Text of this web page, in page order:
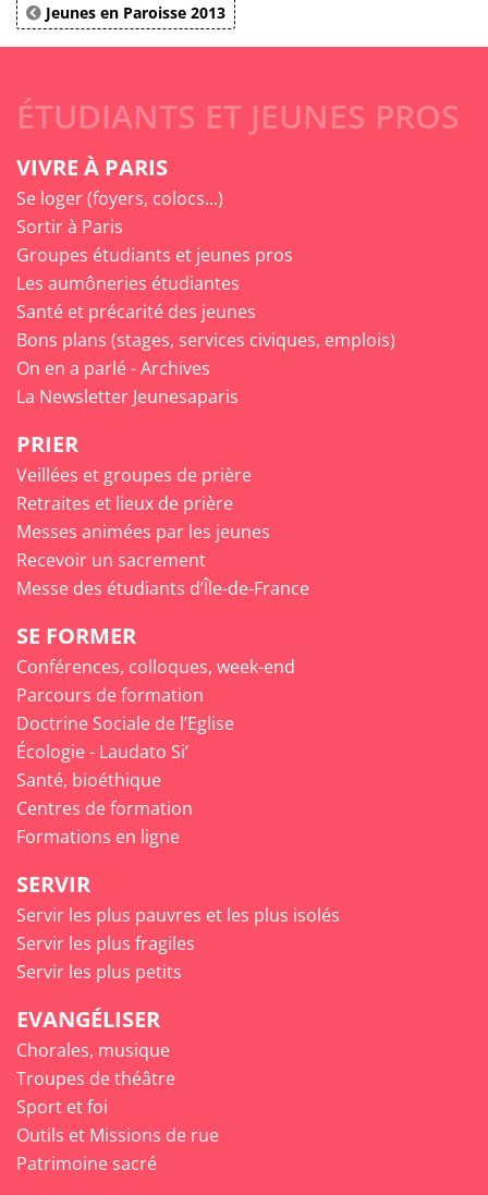
Jeunes en Paroisse 2013
ÉTUDIANTS ET JEUNES PROS
VIVRE À PARIS
Se loger (foyers, colocs...)
Sortir à Paris
Groupes étudiants et jeunes pros
Les aumôneries étudiantes
Santé et précarité des jeunes
Bons plans (stages, services civiques, emplois)
On en a parlé - Archives
La Newsletter Jeunesaparis
PRIER
Veillées et groupes de prière
Retraites et lieux de prière
Messes animées par les jeunes
Recevoir un sacrement
Messe des étudiants d’Île-de-France
SE FORMER
Conférences, colloques, week-end
Parcours de formation
Doctrine Sociale de l’Eglise
Écologie - Laudato Si’
Santé, bioéthique
Centres de formation
Formations en ligne
SERVIR
Servir les plus pauvres et les plus isolés
Servir les plus fragiles
Servir les plus petits
EVANGÉLISER
Chorales, musique
Troupes de théâtre
Sport et foi
Outils et Missions de rue
Patrimoine sacré